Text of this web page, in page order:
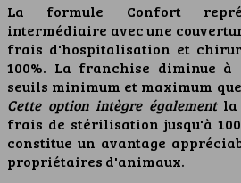
La formule Confort
intermédiaire avec une
frais d'hospitalisation et
100%. La franchise diminue à
seuils minimum et maximum
Cette option intègre égalementla
frais de stérilisation jusqu'à
constitue un avantage
propriétaires d'animaux.